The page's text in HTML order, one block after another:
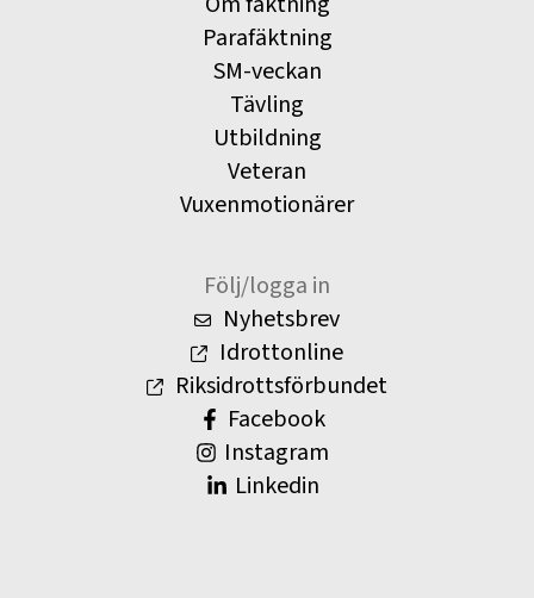
Parafäktning
SM-veckan
Tävling
Utbildning
Veteran
Vuxenmotionärer
Följ/logga in
Nyhetsbrev
Idrottonline
Riksidrottsförbundet
Facebook
Instagram
Linkedin